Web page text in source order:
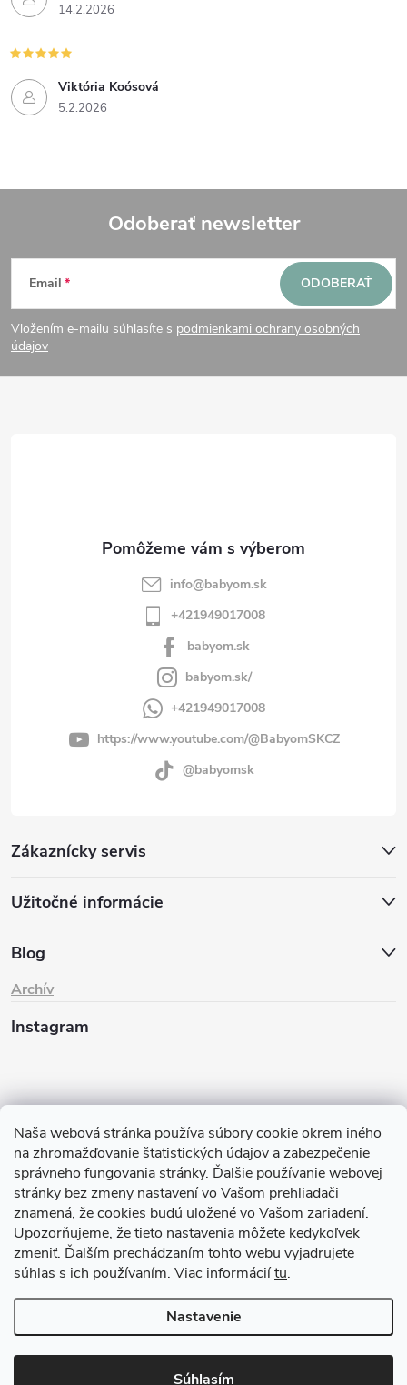
Naša webová stránka používa súbory cookie okrem iného
na zhromažďovanie štatistických údajov a zabezpečenie
správneho fungovania stránky. Ďalšie používanie webovej
stránky bez zmeny nastavení vo Vašom prehliadači
znamená, že cookies budú uložené vo Vašom zariadení.
Upozorňujeme, že tieto nastavenia môžete kedykoľvek
zmeniť. Ďalším prechádzaním tohto webu vyjadrujete
súhlas s ich používaním. Viac informáciítu.
Nastavenie
Súhlasím
14.2.2026
Viktória Koósová
5.2.2026
Z
á
p
Odoberať newsletter
Email
Vložením e-mailu súhlasíte s podmienkami ochrany osobných
údajov
ODOBERAŤ
Zákaznícky servis
Užitočné informácie
Blog
Archív
info@babyom.sk
+421949017008
babyom.sk
babyom.sk/
+421949017008
https://www.youtube.com/@BabyomSKCZ
@babyomsk
Instagram
Sledovať na Instagrame
TIk Tok Instagram Facebook
Copyright 2026Babyom. Všetky práva vyhradené.Upraviť nastavenie
cookies